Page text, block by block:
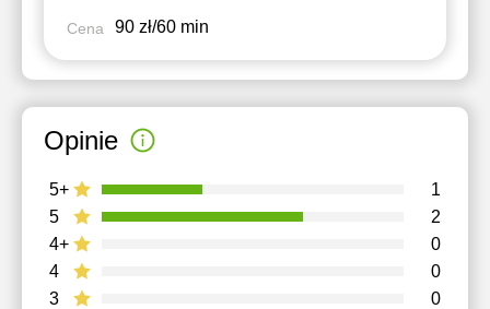
Cena 90 zł/60 min
Opinie
3 0
4 0
4+ 0
5 2
5+ 1